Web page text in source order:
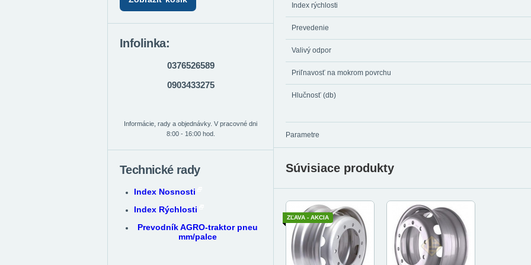
Index rýchlosti
Prevedenie
Valivý odpor
Priľnavosť na mokrom povrchu
Hlučnosť (db)
Parametre
Súvisiace produkty
ZĽAVA - AKCIA
Infolinka:
0376526589
0903433275
Informácie, rady a objednávky. V pracovné dni
8:00 - 16:00 hod.
Technické rady
Index Nosnosti
Index Rýchlosti
Prevodník AGRO-traktor pneu
mm/palce